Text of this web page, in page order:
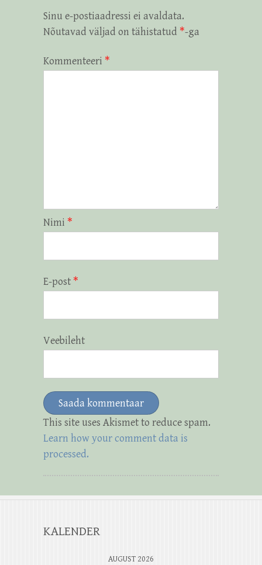
Sinu e-postiaadressi ei avaldata.
Nõutavad väljad on tähistatud *-ga
Kommenteeri *
Nimi *
E-post *
Veebileht
This site uses Akismet to reduce spam.
Learn how your comment data is
processed.
KALENDER
AUGUST 2026